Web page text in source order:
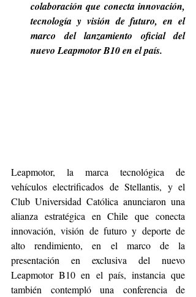
colaboración que conecta innovación,
tecnología y visión de futuro, en el
marco del lanzamiento oficial del
nuevo Leapmotor B10 en el país.
Leapmotor, la marca tecnológica de
vehículos electrificados de Stellantis, y el
Club Universidad Católica anunciaron una
alianza estratégica en Chile que conecta
innovación, visión de futuro y deporte de
alto rendimiento, en el marco de la
presentación en exclusiva del nuevo
Leapmotor B10 en el país, instancia que
también contempló una conferencia de